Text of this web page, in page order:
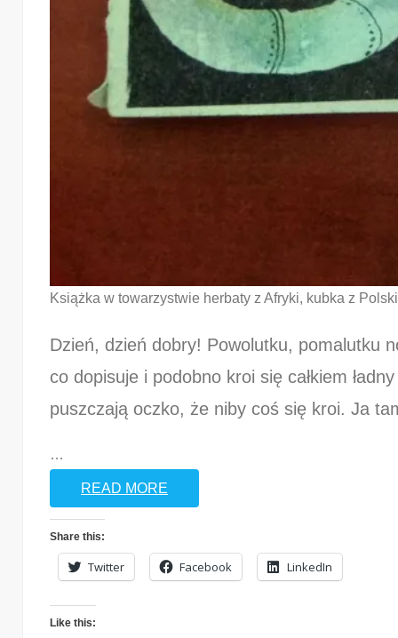
Książka w towarzystwie herbaty z Afryki, kubka z
Dzień, dzień dobry! Powolutku, pomalutku
co dopisuje i podobno kroi się całkiem
puszczają oczko, że niby coś się kroi. Ja
…
READ MORE
Share this:
Twitter Facebook LinkedIn
Like this: